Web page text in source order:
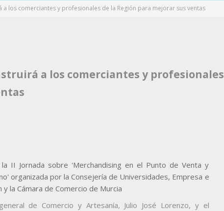
a los comerciantes y profesionales de la Región para mejorar sus ventas
a los comerciantes y profesionales
II Jornada sobre 'Merchandising en el Punto de Venta y
organizada por la Consejería de Universidades, Empresa e
y la Cámara de Comercio de Murcia
de Comercio y Artesanía, Julio José Lorenzo, y el